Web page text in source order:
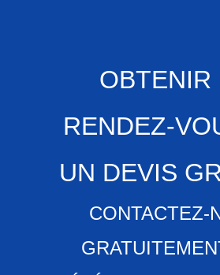
OBTENIR
RENDEZ-
UN DEVIS
CONTACTEZ-